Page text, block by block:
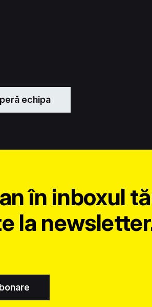
echipa
în inboxul
la